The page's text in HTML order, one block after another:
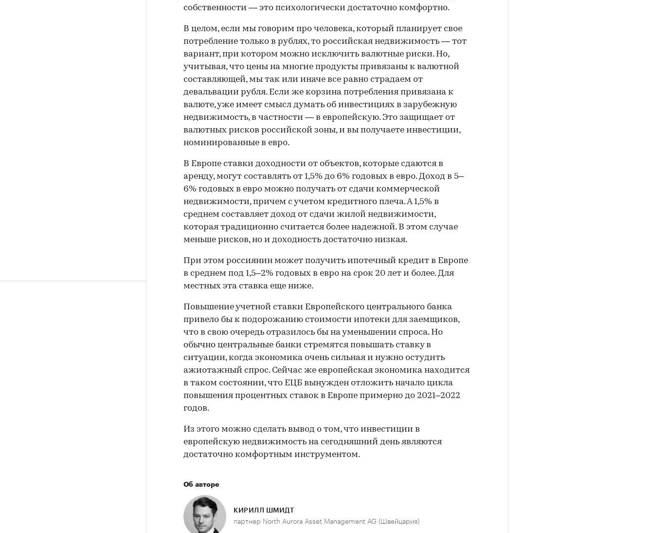
собственности — это психологически достаточно комфортно.
В целом, если мы говорим про человека, который планирует свое
потребление только в рублях, то российская недвижимость — тот
вариант, при котором можно исключить валютные риски. Но,
учитывая, что цены на многие продукты привязаны к валютной
составляющей, мы так или иначе все равно страдаем от
девальвации рубля. Если же корзина потребления привязана к
валюте, уже имеет смысл думать об инвестициях в зарубежную
недвижимость, в частности — в европейскую. Это защищает от
валютных рисков российской зоны, и вы получаете инвестиции,
номинированные в евро.
В Европе ставки доходности от объектов, которые сдаются в
аренду, могут составлять от 1,5% до 6% годовых в евро. Доход в 5–
6% годовых в евро можно получать от сдачи коммерческой
недвижимости, причем с учетом кредитного плеча. А 1,5% в
среднем составляет доход от сдачи жилой недвижимости,
которая традиционно считается более надежной. В этом случае
меньше рисков, но и доходность достаточно низкая.
При этом россиянин может получить ипотечный кредит в Европе
в среднем под 1,5–2% годовых в евро на срок 20 лет и более. Для
местных эта ставка еще ниже.
Повышение учетной ставки Европейского центрального банка
привело бы к подорожанию стоимости ипотеки для заемщиков,
что в свою очередь отразилось бы на уменьшении спроса. Но
обычно центральные банки стремятся повышать ставку в
ситуации, когда экономика очень сильная и нужно остудить
ажиотажный спрос. Сейчас же европейская экономика находится
в таком состоянии, что ЕЦБ вынужден отложить начало цикла
повышения процентных ставок в Европе примерно до 2021–2022
годов.
Из этого можно сделать вывод о том, что инвестиции в
европейскую недвижимость на сегодняшний день являются
достаточно комфортным инструментом.
Об авторе
КИРИЛЛ ШМИДТ
партнер North Aurora Asset Management AG (Швейцария)